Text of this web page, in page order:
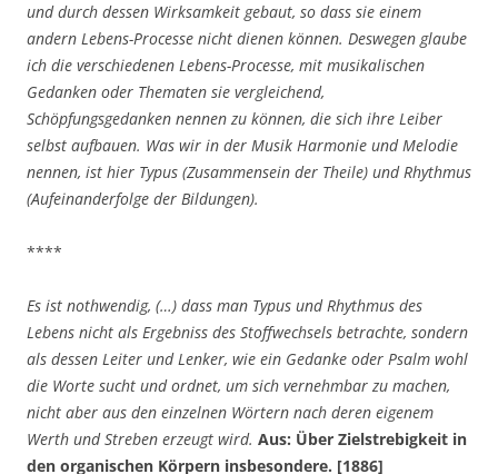
und durch dessen Wirksamkeit gebaut, so dass sie einem
andern Lebens-Processe nicht dienen können. Deswegen glaube
ich die verschiedenen Lebens-Processe, mit musikalischen
Gedanken oder Thematen sie vergleichend,
Schöpfungsgedanken nennen zu können, die sich ihre Leiber
selbst aufbauen. Was wir in der Musik Harmonie und Melodie
nennen, ist hier Typus (Zusammensein der Theile) und Rhythmus
(Aufeinanderfolge der Bildungen).
****
Es ist nothwendig, (…) dass man Typus und Rhythmus des
Lebens nicht als Ergebniss des Stoffwechsels betrachte, sondern
als dessen Leiter und Lenker, wie ein Gedanke oder Psalm wohl
die Worte sucht und ordnet, um sich vernehmbar zu machen,
nicht aber aus den einzelnen Wörtern nach deren eigenem
Werth und Streben erzeugt wird. Aus: Über Zielstrebigkeit in
den organischen Körpern insbesondere. [1886]